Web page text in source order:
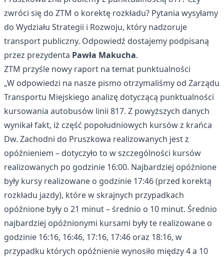
zwróci się do ZTM o korektę rozkładu? Pytania wysyłamy
do Wydziału Strategii i Rozwoju, który nadzoruje
transport publiczny. Odpowiedź dostajemy podpisaną
przez prezydenta Pawła Makucha.
ZTM przyśle nowy raport na temat punktualności
„W odpowiedzi na nasze pismo otrzymaliśmy od Zarządu
Transportu Miejskiego analizę dotyczącą punktualności
kursowania autobusów linii 817. Z powyższych danych
wynikał fakt, iż część popołudniowych kursów z krańca
Dw. Zachodni do Pruszkowa realizowanych jest z
opóźnieniem – dotyczyło to w szczególności kursów
realizowanych po godzinie 16:00. Najbardziej opóźnione
były kursy realizowane o godzinie 17:46 (przed korektą
rozkładu jazdy), które w skrajnych przypadkach
opóźnione były o 21 minut – średnio o 10 minut. Średnio
najbardziej opóźnionymi kursami były te realizowane o
godzinie 16:16, 16:46, 17:16, 17:46 oraz 18:16, w
przypadku których opóźnienie wynosiło między 4 a 10